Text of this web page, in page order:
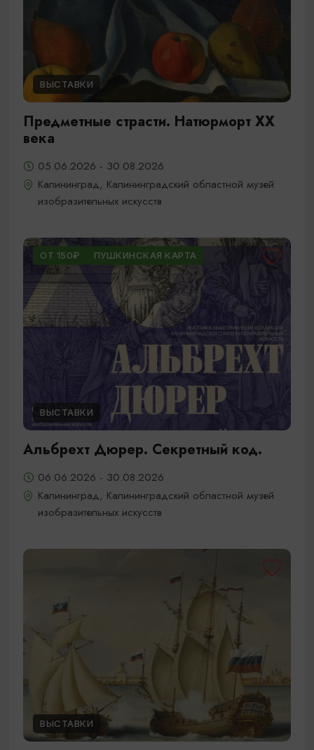
ВЫСТАВКИ
Предметные страсти. Натюрморт XX
века
05.06.2026 - 30.08.2026
Калининград, Калининградский областной музей
изобразительных искусств
ОТ 150₽ ПУШКИНСКАЯ КАРТА
ВЫСТАВКИ
Альбрехт Дюрер. Секретный код.
06.06.2026 - 30.08.2026
Калининград, Калининградский областной музей
изобразительных искусств
ВЫСТАВКИ